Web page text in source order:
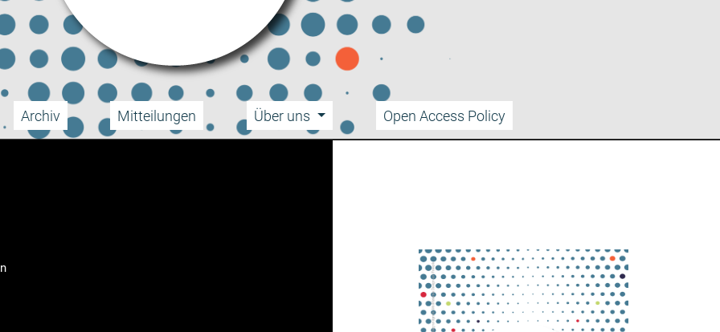
Archiv Mitteilungen Über uns Open Access Policy
Titelbild